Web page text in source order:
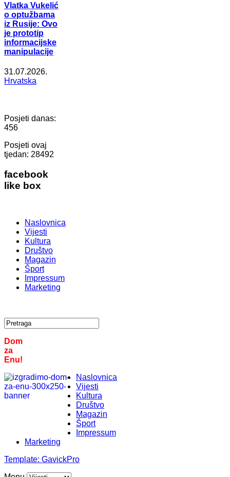
Vlatka Vukelić
o optužbama
iz Rusije: Ovo
je prototip
informacijske
manipulacije
31.07.2026.
Hrvatska
Posjeti danas:
456
Posjeti ovaj
tjedan: 28492
facebook
like box
Naslovnica
Vijesti
Kultura
Društvo
Magazin
Šport
Impressum
Marketing
Dom
za
Enu!
Naslovnica
Vijesti
Kultura
Društvo
Magazin
Šport
Impressum
Marketing
Template: GavickPro